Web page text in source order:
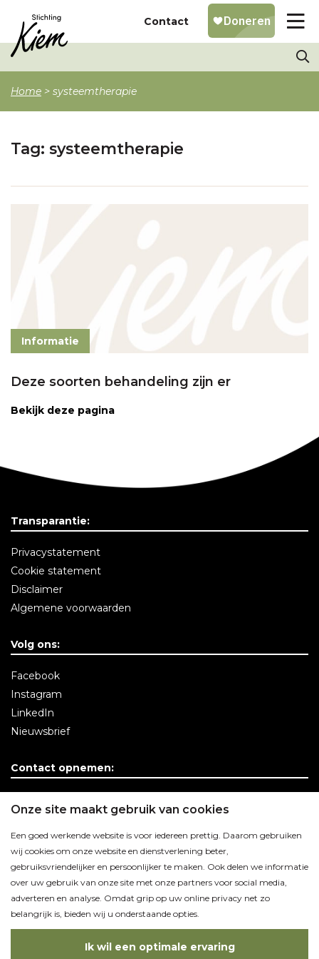
Onze site maakt gebruik van cookies
Een goed werkende website is voor iedereen prettig. Daarom gebruiken
wij cookies om onze website en dienstverlening beter,
gebruiksvriendelijker en persoonlijker te maken. Ook delen we informatie
over uw gebruik van onze site met onze partners voor social media,
adverteren en analyse. Omdat grip op uw online privacy net zo
belangrijk is, bieden wij u onderstaande opties.
Ik wil een optimale ervaring
Contact
Home > systeemtherapie
Tag: systeemtherapie
Informatie
Deze soorten behandeling zijn er
Bekijk deze pagina
Transparantie:
Privacystatement
Cookie statement
Disclaimer
Algemene voorwaarden
Volg ons:
Facebook
Instagram
LinkedIn
Nieuwsbrief
Contact opnemen: